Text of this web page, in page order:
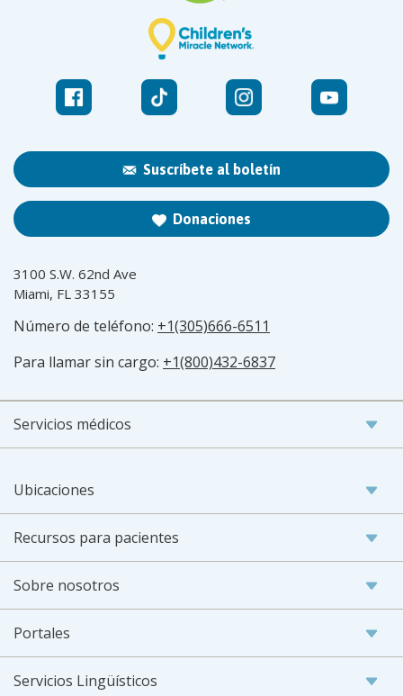
Suscríbete al boletín
Donaciones
3100 S.W. 62nd Ave
Miami, FL 33155
Número de teléfono: +1(305)666-6511
Para llamar sin cargo: +1(800)432-6837
Servicios médicos
Ubicaciones
Recursos para pacientes
Sobre nosotros
Portales
Servicios Lingüísticos